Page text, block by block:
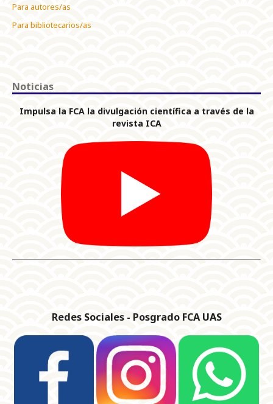
Para autores/as
Para bibliotecarios/as
Noticias
Impulsa la FCA la divulgación científica a través de la
revista ICA
Redes Sociales - Posgrado FCA UAS